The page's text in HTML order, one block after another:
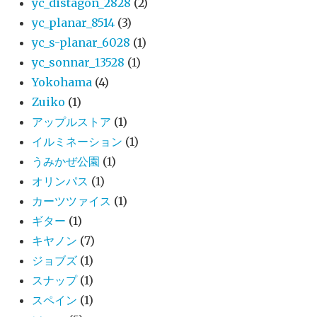
yc_planar_8514 (3)
yc_s-planar_6028 (1)
yc_sonnar_13528 (1)
Yokohama (4)
Zuiko (1)
アップルストア (1)
イルミネーション (1)
うみかぜ公園 (1)
オリンパス (1)
カーツツァイス (1)
ギター (1)
キヤノン (7)
ジョブズ (1)
スナップ (1)
スペイン (1)